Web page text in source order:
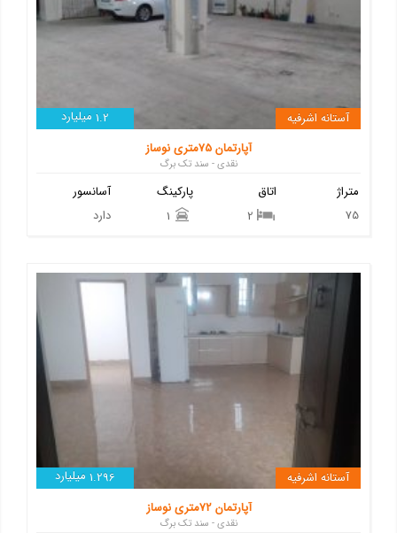
1.2 میلیارد
آستانه اشرفیه
آپارتمان 75متری نوساز
نقدی - سند تک برگ
آسانسور
دارد
پارکینگ
اتاق
متراژ
75
1.296 میلیارد
آستانه اشرفیه
آپارتمان 72متری نوساز
نقدی - سند تک برگ